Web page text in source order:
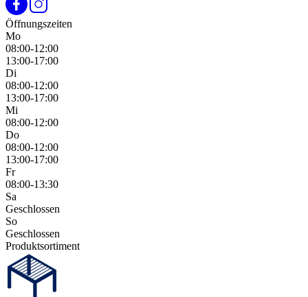
Öffnungszeiten
Mo
08:00-12:00
13:00-17:00
Di
08:00-12:00
13:00-17:00
Mi
08:00-12:00
Do
08:00-12:00
13:00-17:00
Fr
08:00-13:30
Sa
Geschlossen
So
Geschlossen
Produktsortiment